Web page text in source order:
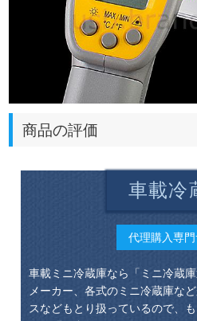
商品の評価
車載冷
代理購入専門
車載ミニ冷蔵庫なら「ミニ冷蔵
メーカー、各式のミニ冷蔵庫な
スなどもとり扱っているので、